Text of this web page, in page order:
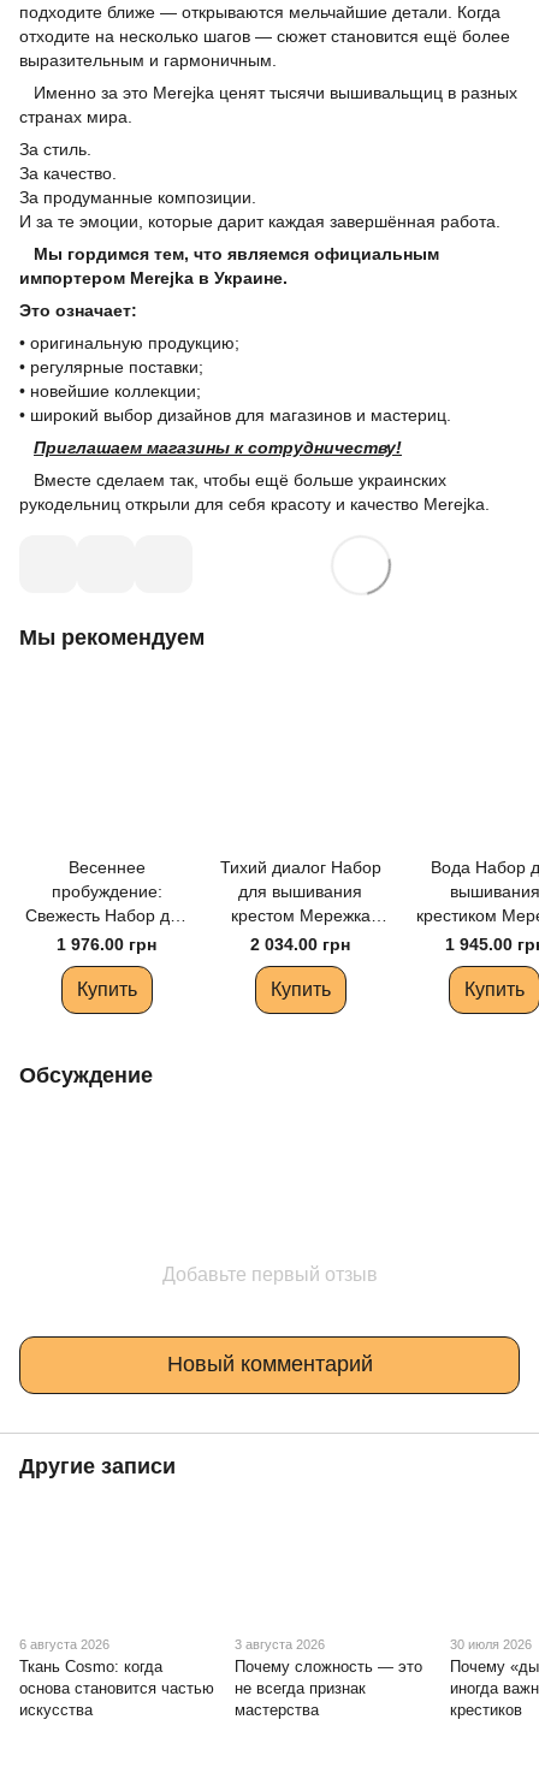
подходите ближе — открываются мельчайшие детали. Когда
отходите на несколько шагов — сюжет становится ещё более
выразительным и гармоничным.
Именно за это Merejka ценят тысячи вышивальщиц в разных
странах мира.
За стиль.
За качество.
За продуманные композиции.
И за те эмоции, которые дарит каждая завершённая работа.
Мы гордимся тем, что являемся официальным
импортером Merejka в Украине.
Это означает:
• оригинальную продукцию;
• регулярные поставки;
• новейшие коллекции;
• широкий выбор дизайнов для магазинов и мастериц.
Приглашаем магазины к сотрудничеству!
Вместе сделаем так, чтобы ещё больше украинских
рукодельниц открыли для себя красоту и качество Merejka.
Мы рекомендуем
Весеннее
пробуждение:
Свежесть Набор для
вышивания крестом
Мережка К-302
1 976.00 грн
Купить
Тихий диалог Набор
для вышивания
крестом Мережка
К-282
2 034.00 грн
Купить
Вода Набор
вышивания
крестиком
К-275
1 945.00
Купить
Обсуждение
Добавьте первый отзыв
Новый комментарий
Другие записи
6 августа 2026
Ткань Cosmo: когда
основа становится частью
искусства
3 августа 2026
Почему сложность — это
не всегда признак
мастерства
30 июля 2026
Почему
иногда
крестиков